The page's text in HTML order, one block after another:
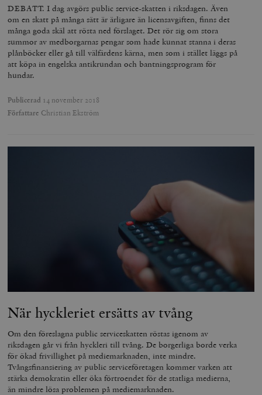
DEBATT. I dag avgörs public service-skatten i riksdagen. Även
om en skatt på många sätt är ärligare än licensavgiften, finns det
många goda skäl att rösta ned förslaget. Det rör sig om stora
summor av medborgarnas pengar som hade kunnat stanna i deras
plånböcker eller gå till välfärdens kärna, men som i stället läggs på
att köpa in engelska antikrundan och bantningsprogram för
hundar.
Publicerad 14 november 2018
Författare Christian Ekström
När hyckleriet ersätts av tvång
Om den föreslagna public serviceskatten röstas igenom av
riksdagen går vi från hyckleri till tvång. De borgerliga borde verka
för ökad frivillighet på mediemarknaden, inte mindre.
Tvångsfinansiering av public serviceföretagen kommer varken att
stärka demokratin eller öka förtroendet för de statliga medierna,
än mindre lösa problemen på mediemarknaden.